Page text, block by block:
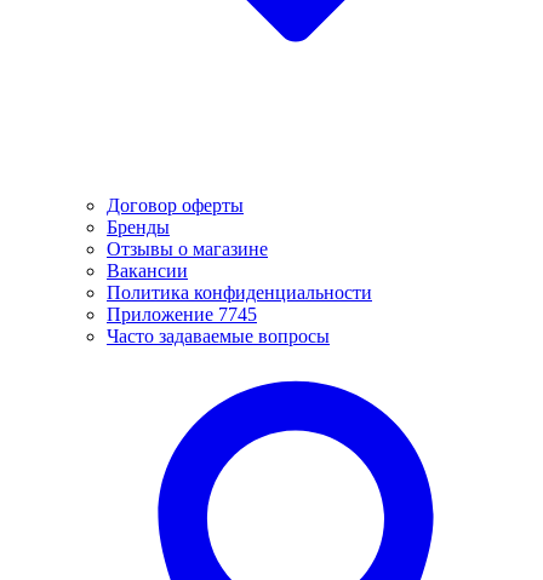
Договор оферты
Бренды
Отзывы о магазине
Вакансии
Политика конфиденциальности
Приложение 7745
Часто задаваемые вопросы